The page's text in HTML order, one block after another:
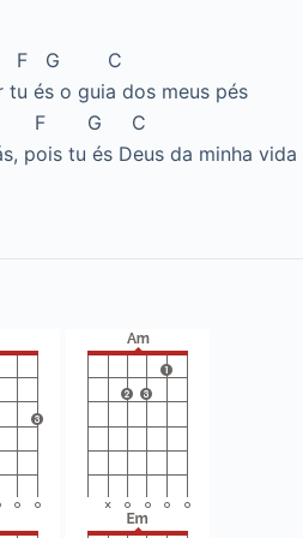
G C
tu és o guia dos meus pés
G C
pois tu és Deus da minha vida